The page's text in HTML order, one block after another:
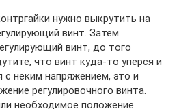
нужно выкрутить на
винт. Затем
винт, до того
что винт куда-то уперся и
с неким напряжением, это и
регулировочного винта.
необходимое положение